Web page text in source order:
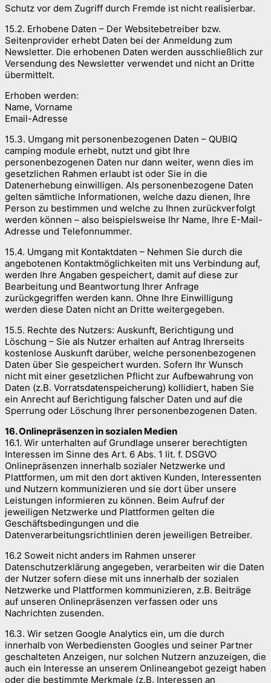
Schutz vor dem Zugriff durch Fremde ist nicht realisierbar.
15.2. Erhobene Daten – Der Websitebetreiber bzw.
Seitenprovider erhebt Daten bei der Anmeldung zum
Newsletter. Die erhobenen Daten werden ausschließlich zur
Versendung des Newsletter verwendet und nicht an Dritte
übermittelt.
Erhoben werden:
Name, Vorname
Email-Adresse
15.3. Umgang mit personenbezogenen Daten – QUBIQ
camping module erhebt, nutzt und gibt Ihre
personenbezogenen Daten nur dann weiter, wenn dies im
gesetzlichen Rahmen erlaubt ist oder Sie in die
Datenerhebung einwilligen. Als personenbezogene Daten
gelten sämtliche Informationen, welche dazu dienen, Ihre
Person zu bestimmen und welche zu Ihnen zurückverfolgt
werden können – also beispielsweise Ihr Name, Ihre E-Mail-
Adresse und Telefonnummer.
15.4. Umgang mit Kontaktdaten – Nehmen Sie durch die
angebotenen Kontaktmöglichkeiten mit uns Verbindung auf,
werden Ihre Angaben gespeichert, damit auf diese zur
Bearbeitung und Beantwortung Ihrer Anfrage
zurückgegriffen werden kann. Ohne Ihre Einwilligung
werden diese Daten nicht an Dritte weitergegeben.
15.5. Rechte des Nutzers: Auskunft, Berichtigung und
Löschung – Sie als Nutzer erhalten auf Antrag Ihrerseits
kostenlose Auskunft darüber, welche personenbezogenen
Daten über Sie gespeichert wurden. Sofern Ihr Wunsch
nicht mit einer gesetzlichen Pflicht zur Aufbewahrung von
Daten (z.B. Vorratsdatenspeicherung) kollidiert, haben Sie
ein Anrecht auf Berichtigung falscher Daten und auf die
Sperrung oder Löschung Ihrer personenbezogenen Daten.
16. Onlinepräsenzen in sozialen Medien
16.1. Wir unterhalten auf Grundlage unserer berechtigten
Interessen im Sinne des Art. 6 Abs. 1 lit. f. DSGVO
Onlinepräsenzen innerhalb sozialer Netzwerke und
Plattformen, um mit den dort aktiven Kunden, Interessenten
und Nutzern kommunizieren und sie dort über unsere
Leistungen informieren zu können. Beim Aufruf der
jeweiligen Netzwerke und Plattformen gelten die
Geschäftsbedingungen und die
Datenverarbeitungsrichtlinien deren jeweiligen Betreiber.
16.2 Soweit nicht anders im Rahmen unserer
Datenschutzerklärung angegeben, verarbeiten wir die Daten
der Nutzer sofern diese mit uns innerhalb der sozialen
Netzwerke und Plattformen kommunizieren, z.B. Beiträge
auf unseren Onlinepräsenzen verfassen oder uns
Nachrichten zusenden.
16.3. Wir setzen Google Analytics ein, um die durch
innerhalb von Werbediensten Googles und seiner Partner
geschalteten Anzeigen, nur solchen Nutzern anzuzeigen, die
auch ein Interesse an unserem Onlineangebot gezeigt haben
oder die bestimmte Merkmale (z.B. Interessen an